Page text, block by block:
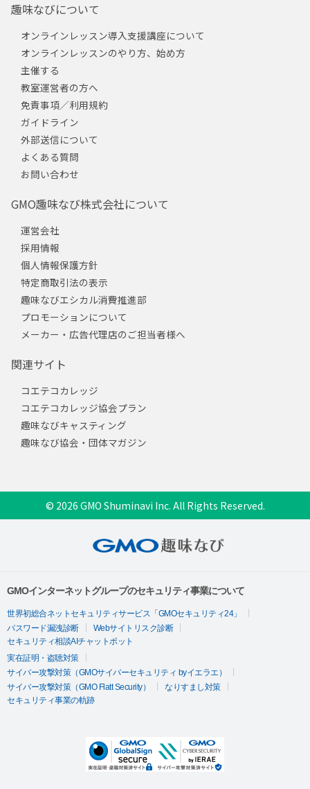
趣味なびについて
オンラインレッスン導入支援講座について
オンラインレッスンのやり方、始め方
主催する
教室運営者の方へ
免責事項／利用規約
ガイドライン
外部送信について
よくある質問
お問い合わせ
GMO趣味なび株式会社について
運営会社
採用情報
個人情報保護方針
特定商取引法の表示
趣味なびエシカル消費推進部
プロモーションについて
メーカー・広告代理店のご担当者様へ
関連サイト
コエテコカレッジ
コエテコカレッジ協会プラン
趣味なびキャスティング
趣味なび協会・団体マガジン
© 2026 GMO Shuminavi Inc. All Rights Reserved.